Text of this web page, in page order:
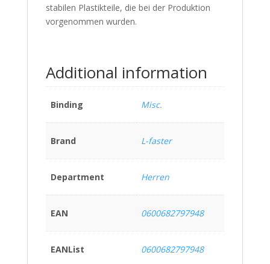
stabilen Plastikteile, die bei der Produktion
vorgenommen wurden.
Additional information
Binding Misc.
Brand L-faster
Department Herren
EAN 0600682797948
EANList 0600682797948